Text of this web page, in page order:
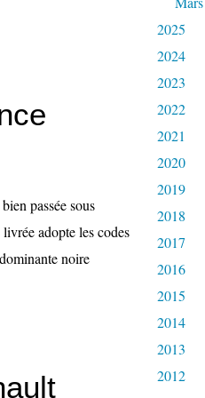
passée sous
adopte les codes
noire
2025
2024
2023
2022
2021
2020
2019
2018
2017
2016
2015
2014
2013
2012